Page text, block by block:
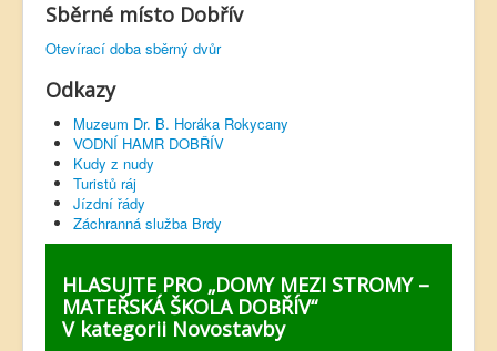
Sběrné místo Dobřív
Otevírací doba sběrný dvůr
Odkazy
Muzeum Dr. B. Horáka Rokycany
VODNÍ HAMR DOBŘÍV
Kudy z nudy
Turistů ráj
Jízdní řády
Záchranná služba Brdy
HLASUJTE PRO „DOMY MEZI STROMY –
MATEŘSKÁ ŠKOLA DOBŘÍV“
V kategorii Novostavby